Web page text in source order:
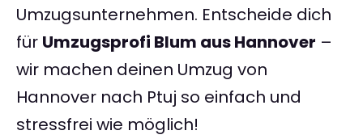
Umzugsunternehmen. Entscheide dich
für Umzugsprofi Blum aus Hannover –
wir machen deinen Umzug von
Hannover nach Ptuj so einfach und
stressfrei wie möglich!